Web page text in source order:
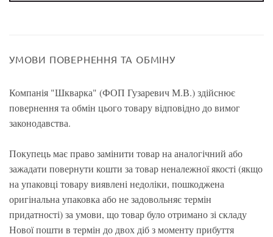
УМОВИ ПОВЕРНЕННЯ ТА ОБМІНУ
Компанія "Шкварка" (ФОП Гузаревич М.В.) здійснює
повернення та обмін цього товару відповідно до вимог
законодавства.
Покупець має право замінити товар на аналогічний або
зажадати повернути кошти за товар неналежної якості (якщо
на упаковці товару виявлені недоліки, пошкоджена
оригінальна упаковка або не задовольняє термін
придатності) за умови, що товар було отримано зі складу
Нової пошти в термін до двох діб з моменту прибуття